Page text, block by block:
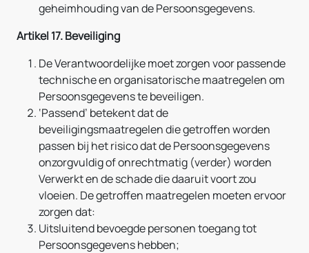
geheimhouding van de Persoonsgegevens.
Artikel 17. Beveiliging
De Verantwoordelijke moet zorgen voor passende
technische en organisatorische maatregelen om
Persoonsgegevens te beveiligen.
‘Passend’ betekent dat de
beveiligingsmaatregelen die getroffen worden
passen bij het risico dat de Persoonsgegevens
onzorgvuldig of onrechtmatig (verder) worden
Verwerkt en de schade die daaruit voort zou
vloeien. De getroffen maatregelen moeten ervoor
zorgen dat:
Uitsluitend bevoegde personen toegang tot
Persoonsgegevens hebben;